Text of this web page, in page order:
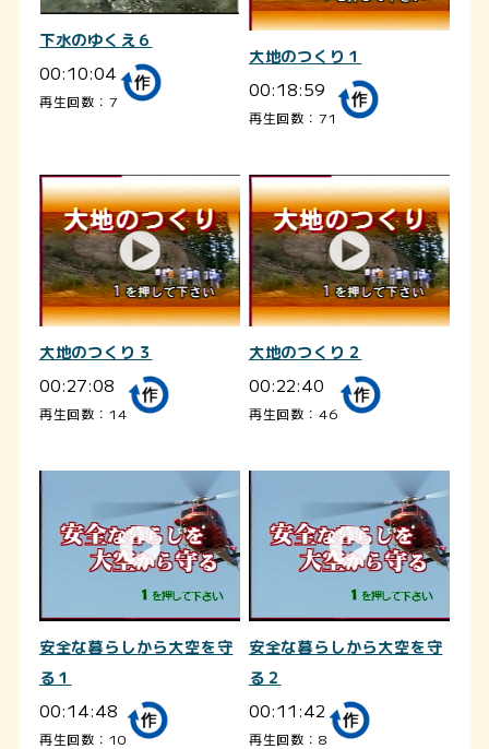
下水のゆくえ６
00:10:04
再生回数：7
大地のつくり１
00:18:59
再生回数：71
大地のつくり３
00:27:08
再生回数：14
大地のつくり２
00:22:40
再生回数：46
安全な暮らしから大空を守
る１
00:14:48
再生回数：10
安全な暮らしから大空を守
る２
00:11:42
再生回数：8